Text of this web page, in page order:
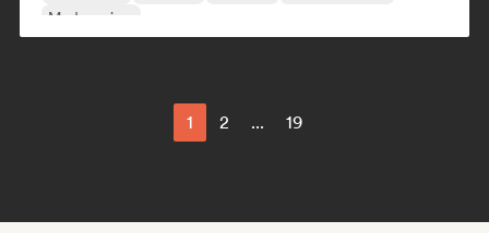
Moderne jazz
1 2 ... 19